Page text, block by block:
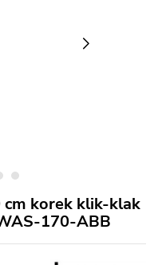
korek klik-klak
170-ABB